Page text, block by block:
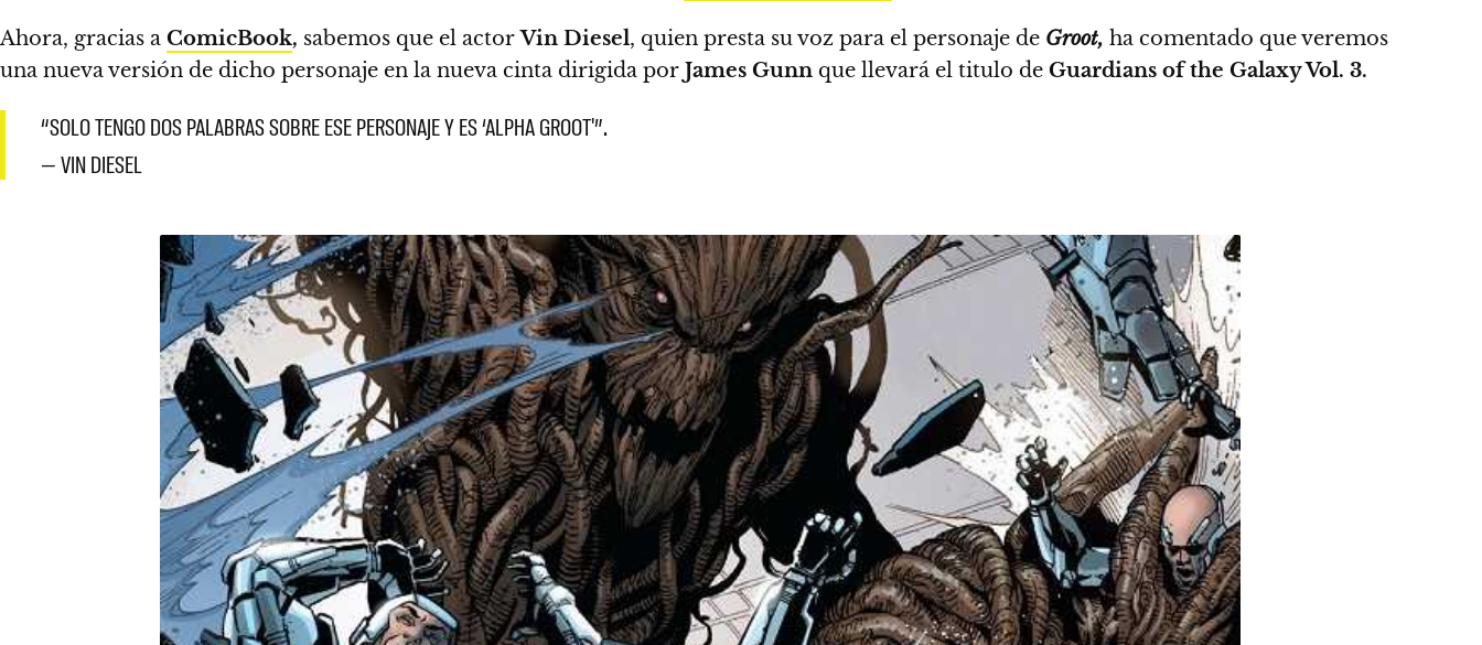
Ahora, gracias a ComicBook, sabemos que el actorVin Diesel, quien presta su voz para el personaje de Groot, ha comentado queveremos
una nueva versión de dicho personaje en la nueva cinta dirigida por James Gunn que llevará el titulo de Guardians of the Galaxy Vol. 3.
“SOLO TENGO DOS PALABRAS SOBRE ESE PERSONAJE Y ES ‘ALPHA GROOT'”.
— VIN DIESEL